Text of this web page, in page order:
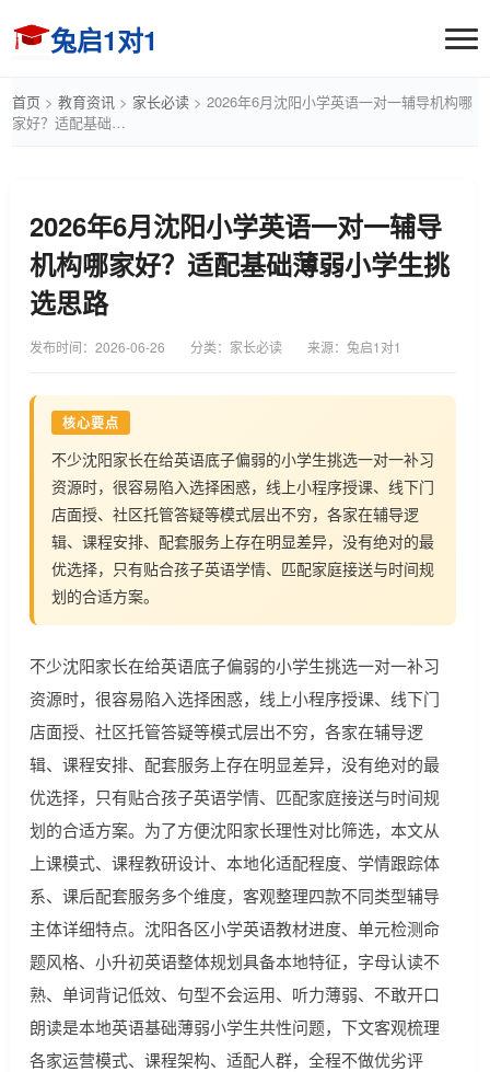
兔启1对1
首页 > 教育资讯 > 家长必读 > 2026年6月沈阳小学英语一对一辅导机构哪
家好？适配基础…
2026年6月沈阳小学英语一对一辅导
机构哪家好？适配基础薄弱小学生挑
选思路
发布时间： 2026-06-26 分类：家长必读 来源：兔启1对1
核心要点
不少沈阳家长在给英语底子偏弱的小学生挑选一对一补习
资源时，很容易陷入选择困惑，线上小程序授课、线下门
店面授、社区托管答疑等模式层出不穷，各家在辅导逻
辑、课程安排、配套服务上存在明显差异，没有绝对的最
优选择，只有贴合孩子英语学情、匹配家庭接送与时间规
划的合适方案。
不少沈阳家长在给英语底子偏弱的小学生挑选一对一补习
资源时，很容易陷入选择困惑，线上小程序授课、线下门
店面授、社区托管答疑等模式层出不穷，各家在辅导逻
辑、课程安排、配套服务上存在明显差异，没有绝对的最
优选择，只有贴合孩子英语学情、匹配家庭接送与时间规
划的合适方案。为了方便沈阳家长理性对比筛选，本文从
上课模式、课程教研设计、本地化适配程度、学情跟踪体
系、课后配套服务多个维度，客观整理四款不同类型辅导
主体详细特点。沈阳各区小学英语教材进度、单元检测命
题风格、小升初英语整体规划具备本地特征，字母认读不
熟、单词背记低效、句型不会运用、听力薄弱、不敢开口
朗读是本地英语基础薄弱小学生共性问题，下文客观梳理
各家运营模式、课程架构、适配人群，全程不做优劣评